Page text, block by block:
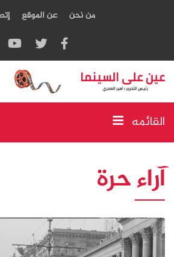
من نحن عن الموقع
القائمه
آراء حرة